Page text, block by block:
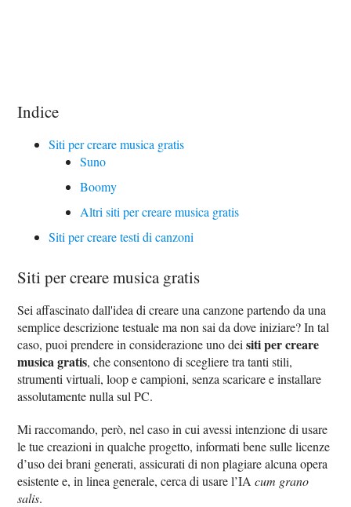
Indice
Siti per creare musica gratis
Suno
Boomy
Altri siti per creare musica gratis
Siti per creare testi di canzoni
Siti per creare musica gratis
Sei affascinato dall'idea di creare una canzone partendo da una
semplice descrizione testuale ma non sai da dove iniziare? In tal
caso, puoi prendere in considerazione uno deisiti per creare
musica gratis, che consentono di scegliere tra tanti stili,
strumenti virtuali, loop e campioni, senza scaricare e installare
assolutamente nulla sul PC.
Mi raccomando, però, nel caso in cui avessi intenzione di usare
le tue creazioni in qualche progetto, informati bene sulle licenze
d’uso dei brani generati, assicurati di non plagiare alcuna opera
esistente e, in linea generale, cerca di usare l’IAcum grano
salis.